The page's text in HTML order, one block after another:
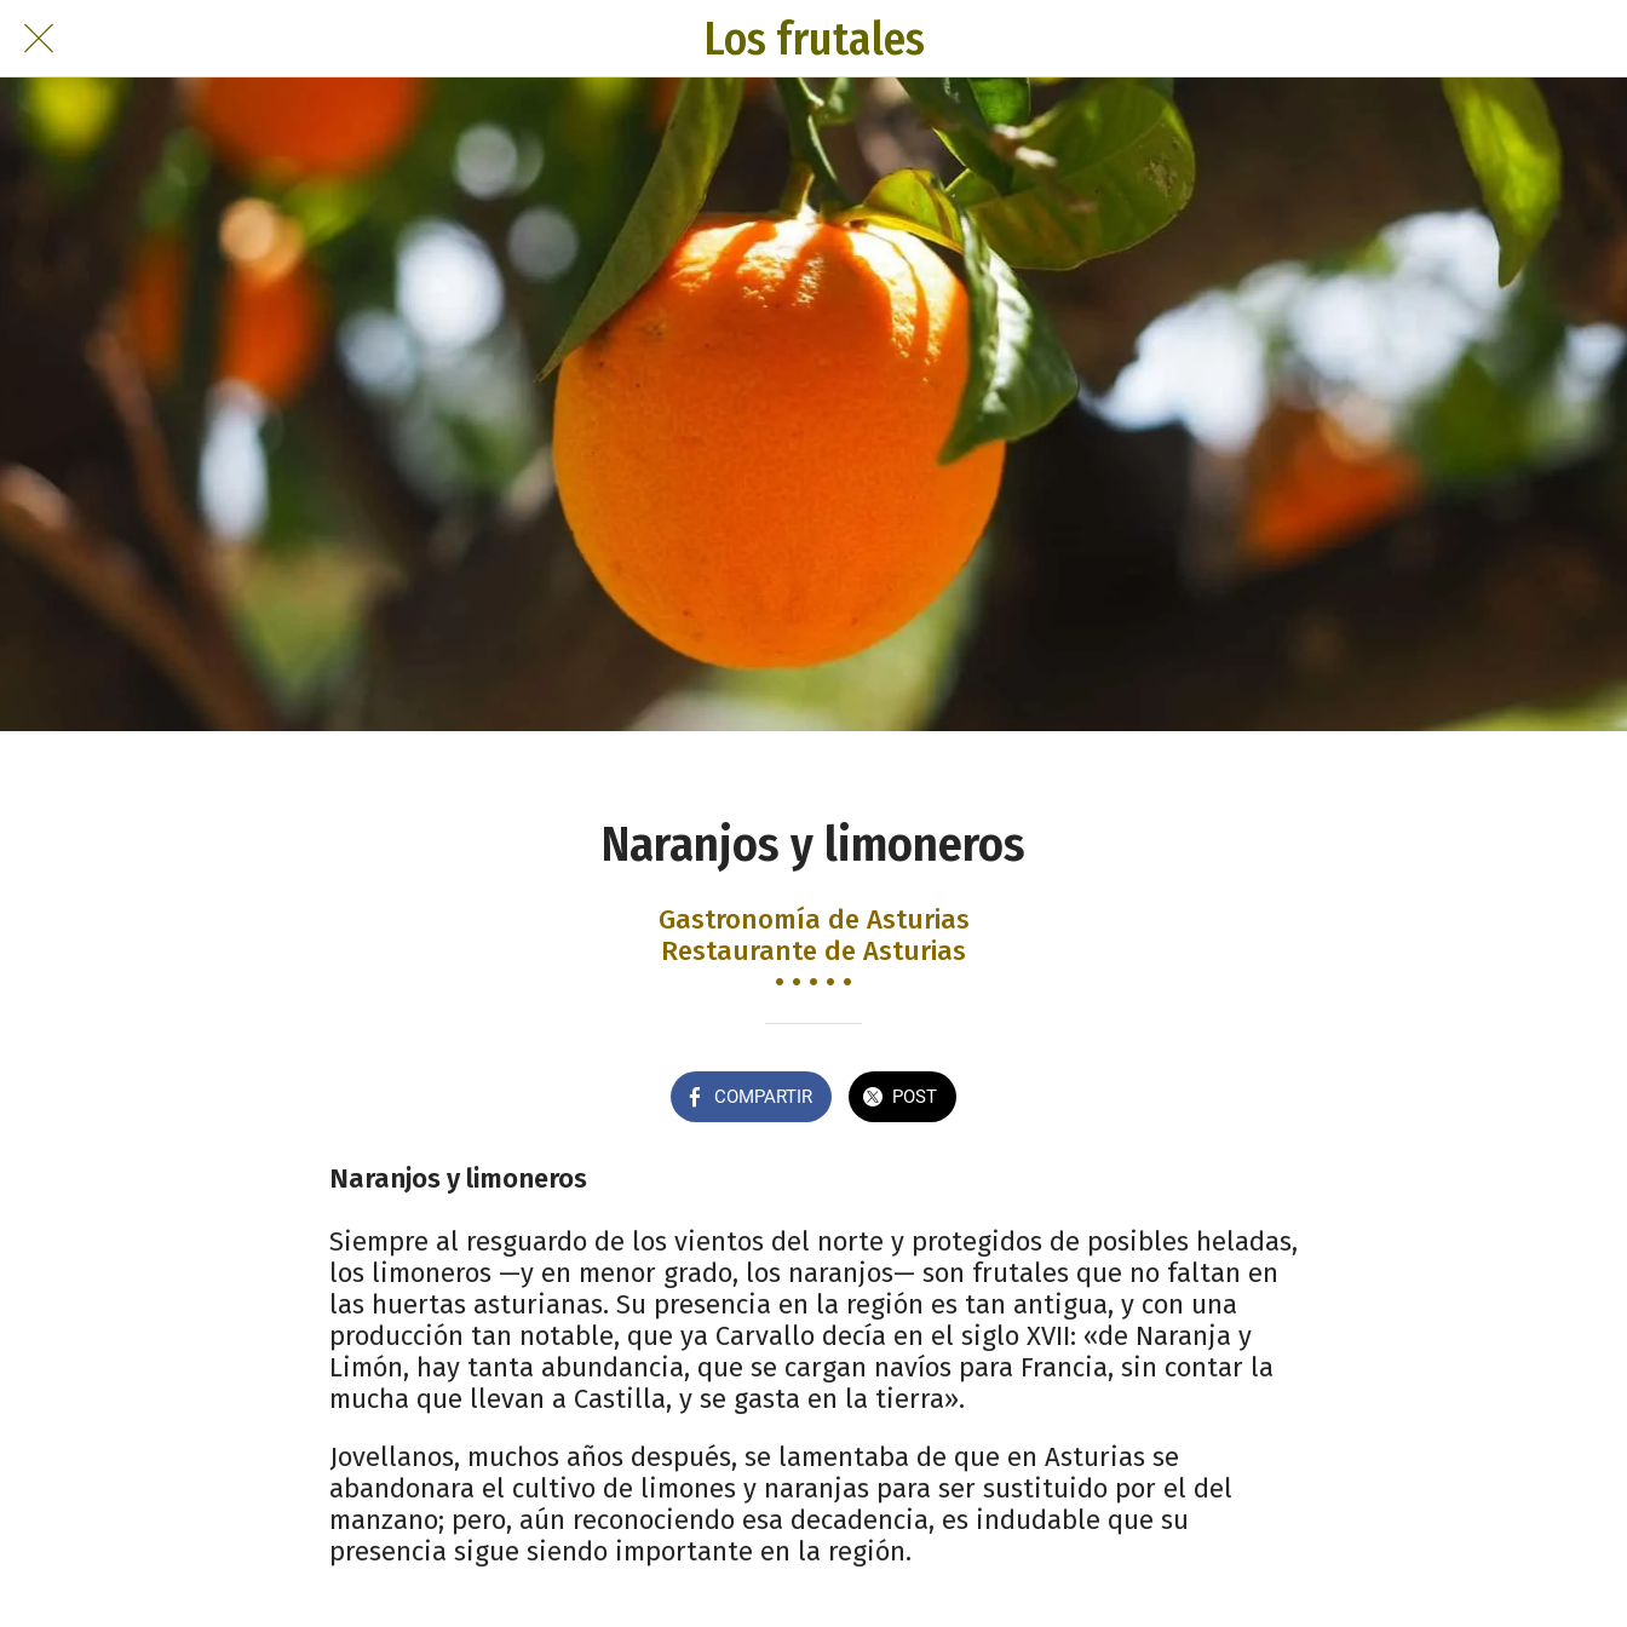
Los frutales
Naranjos y limoneros
Gastronomía de Asturias
Restaurante de Asturias
• • • • •
COMPARTIR POST
Naranjos y limoneros
Siempre al resguardo de los vientos del norte y protegidos de posibles heladas,
los limoneros —y en menor grado, los naranjos— son frutales que no faltan en
las huertas asturianas. Su presencia en la región es tan antigua, y con una
producción tan notable, que ya Carvallo decía en el siglo XVII: «de Naranja y
Limón, hay tanta abundancia, que se cargan navíos para Francia, sin contar la
mucha que llevan a Castilla, y se gasta en la tierra».
Jovellanos, muchos años después, se lamentaba de que en Asturias se
abandonara el cultivo de limones y naranjas para ser sustituido por el del
manzano; pero, aún reconociendo esa decadencia, es indudable que su
presencia sigue siendo importante en la región.